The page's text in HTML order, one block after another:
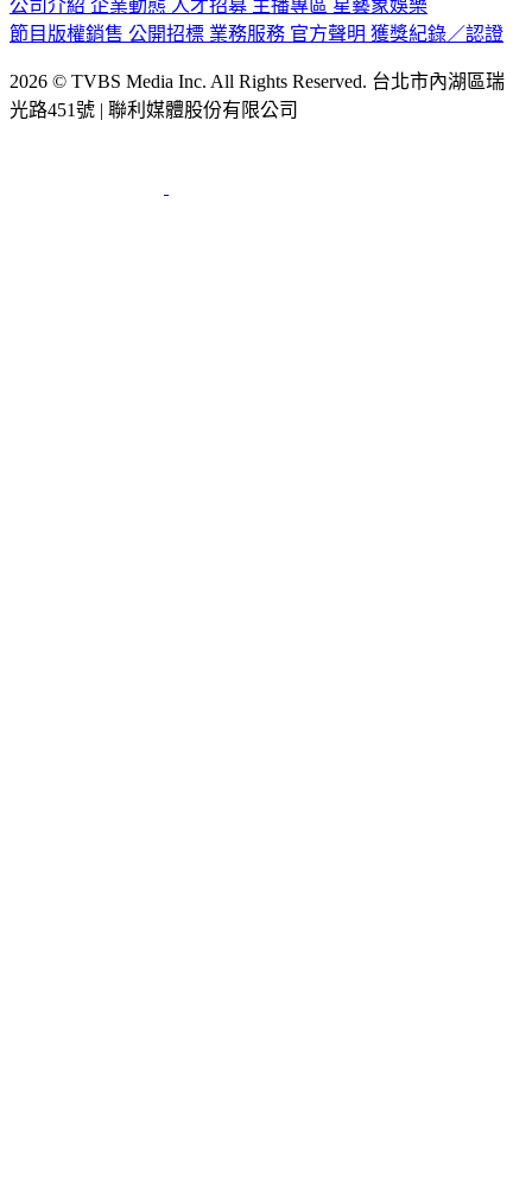
公司介紹 企業動態 人才招募 主播專區 星藝象娛樂
節目版權銷售 公開招標 業務服務 官方聲明 獲獎紀錄／認證
2026 © TVBS Media Inc. All Rights Reserved. 台北市內湖區瑞
光路451號 | 聯利媒體股份有限公司